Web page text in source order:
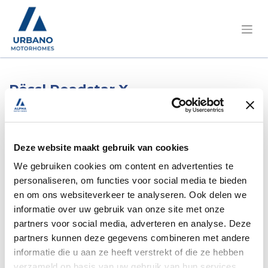
Deze website maakt gebruik van cookies
We gebruiken cookies om content en advertenties te
personaliseren, om functies voor social media te bieden
en om ons websiteverkeer te analyseren. Ook delen we
informatie over uw gebruik van onze site met onze
partners voor social media, adverteren en analyse. Deze
partners kunnen deze gegevens combineren met andere
informatie die u aan ze heeft verstrekt of die ze hebben
Pössl Roadstar X
Technisch verfijnde
4×4 buscamper voor avontuurlijk
Met de Pössl Roadstar X zet Pössl een
uitgesproken statement neer binnen het
segment van compacte buscampers. Dit model
is ontwikkeld voor reizigers die maximale
mobiliteit, terreinvaardigheid en technische
verfijning verwachten, zonder in te boeten op
comfort. Gebouwd op het Mercedes-Benz